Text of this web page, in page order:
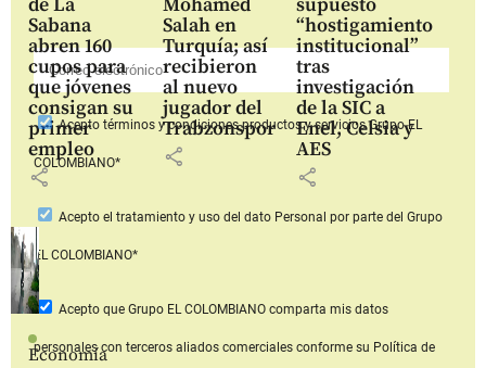
de La
Sabana
abren 160
cupos para
que jóvenes
consigan su
primer
empleo
share
Mohamed
Salah en
Turquía; así
recibieron
al nuevo
jugador del
Trabzonspor
share
supuesto
“hostigamiento
institucional”
tras
investigación
de la SIC a
Enel, Celsia y
AES
share
Economía
Aceptotérminos y condiciones productos y serviciosGrupo EL
COLOMBIANO*
Acepto el tratamiento y uso del dato Personal por parte del Grupo
EL COLOMBIANO*
Acepto que Grupo EL COLOMBIANOcomparta mis datos
personales con terceros aliados comerciales conforme su Política de